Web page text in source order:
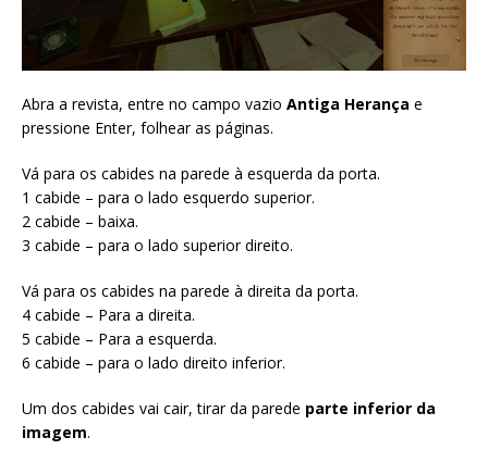
Abra a revista, entre no campo vazio Antiga Herança e
pressione Enter, folhear as páginas.
Vá para os cabides na parede à esquerda da porta.
1 cabide – para o lado esquerdo superior.
2 cabide – baixa.
3 cabide – para o lado superior direito.
Vá para os cabides na parede à direita da porta.
4 cabide – Para a direita.
5 cabide – Para a esquerda.
6 cabide – para o lado direito inferior.
Um dos cabides vai cair, tirar da parede parte inferior da
imagem.